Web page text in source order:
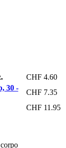
CHF 4.60
30 -
CHF 7.35
CHF 11.95